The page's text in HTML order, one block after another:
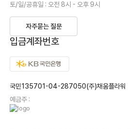
토/일/공휴일 : 오전 8시 - 오후 9시
자주묻는 질문
입금계좌번호
국민135701-04-287050(주)채움플라워
예금주 :